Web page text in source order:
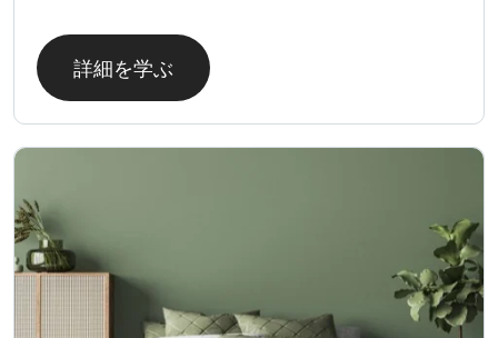
詳細を学ぶ